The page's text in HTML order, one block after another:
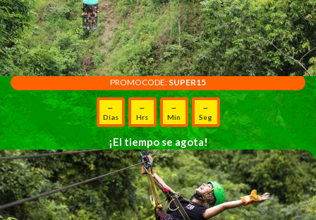
15%
DESC
RESERVA EN LÍNEA
PROMOCODE: SUPER15
–
Días
–
Hrs
–
Min
–
Seg
¡El tiempo se agota!